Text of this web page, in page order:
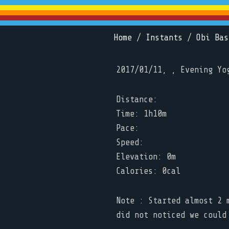
Home / Instants / Obi
2017/01/11, , Evening
Distance:
Time: 1h10m
Pace:
Speed:
Elevation: 0m
Calories: 0cal
Note : Started almost 2
did not noticed we